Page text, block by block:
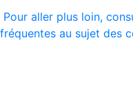
Pour aller plus loin,
fréquentes au sujet des